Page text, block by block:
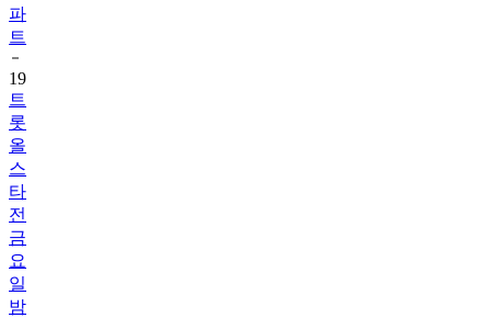
19
트
롯
올
스
타
전
금
요
일
밤
에